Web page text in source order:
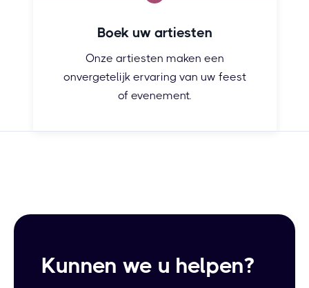
Boek uw artiesten
Onze artiesten maken een
onvergetelijk ervaring van uw feest
of evenement.
Kunnen we u helpen?